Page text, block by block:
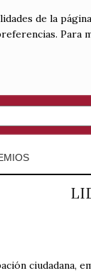
de la
Para
ciudadana,